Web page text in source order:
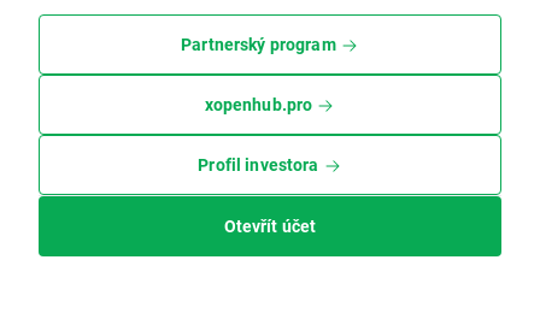
Partnerský program
xopenhub.pro
Profil investora
Otevřít účet